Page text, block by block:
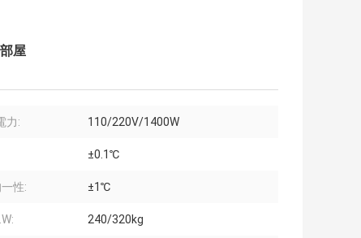
屋
力: 110/220V/1400W
±0.1℃
性: ±1℃
240/320kg